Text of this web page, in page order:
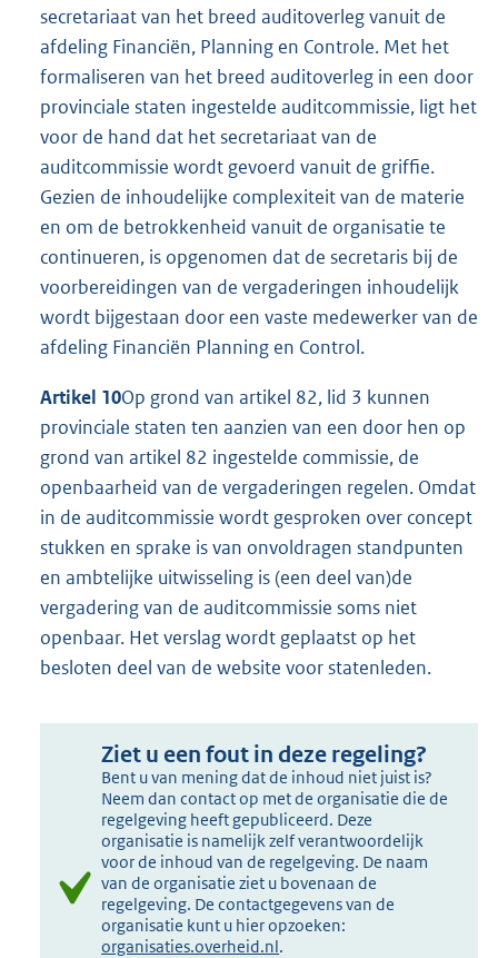
secretariaat van het breed auditoverleg vanuit de
afdeling Financiën, Planning en Controle. Met het
formaliseren van het breed auditoverleg in een door
provinciale staten ingestelde auditcommissie, ligt het
voor de hand dat het secretariaat van de
auditcommissie wordt gevoerd vanuit de griffie.
Gezien de inhoudelijke complexiteit van de materie
en om de betrokkenheid vanuit de organisatie te
continueren, is opgenomen dat de secretaris bij de
voorbereidingen van de vergaderingen inhoudelijk
wordt bijgestaan door een vaste medewerker van de
afdeling Financiën Planning en Control.
Artikel 10Op grond van artikel 82, lid 3 kunnen
provinciale staten ten aanzien van een door hen op
grond van artikel 82 ingestelde commissie, de
openbaarheid van de vergaderingen regelen. Omdat
in de auditcommissie wordt gesproken over concept
stukken en sprake is van onvoldragen standpunten
en ambtelijke uitwisseling is (een deel van)de
vergadering van de auditcommissie soms niet
openbaar. Het verslag wordt geplaatst op het
besloten deel van de website voor statenleden.
Ziet u een fout in deze regeling?
Bent u van mening dat de inhoud niet juist is?
Neem dan contact op met de organisatie die de
regelgeving heeft gepubliceerd. Deze
organisatie is namelijk zelf verantwoordelijk
voor de inhoud van de regelgeving. De naam
van de organisatie ziet u bovenaan de
regelgeving. De contactgegevens van de
organisatie kunt u hier opzoeken:
organisaties.overheid.nl.